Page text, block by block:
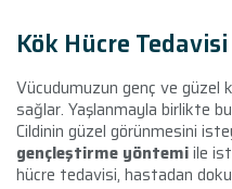
Kök Hücre
Vücudumuzun genç ve güzel
sağlar. Yaşlanmayla birlikte
Cildinin güzel görünmesini
gençleştirme yöntemiile
hücre tedavisi, hastadan doku